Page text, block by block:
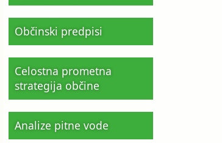
Občinski predpisi
Celostna prometna
strategija občine
Analize pitne vode